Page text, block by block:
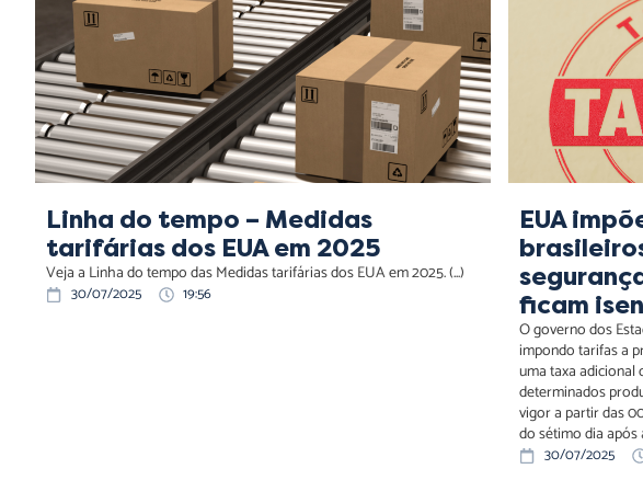
Linha do tempo – Medidas
tarifárias dos EUA em 2025
Veja a Linha do tempo das Medidas tarifárias dos EUA em 2025. (...)
30/07/2025 19:56
EUA
ficam
O governo dos
impondo tarifas a
uma taxa adicional
determinados
vigor a partir das
do sétimo dia após
30/07/2025